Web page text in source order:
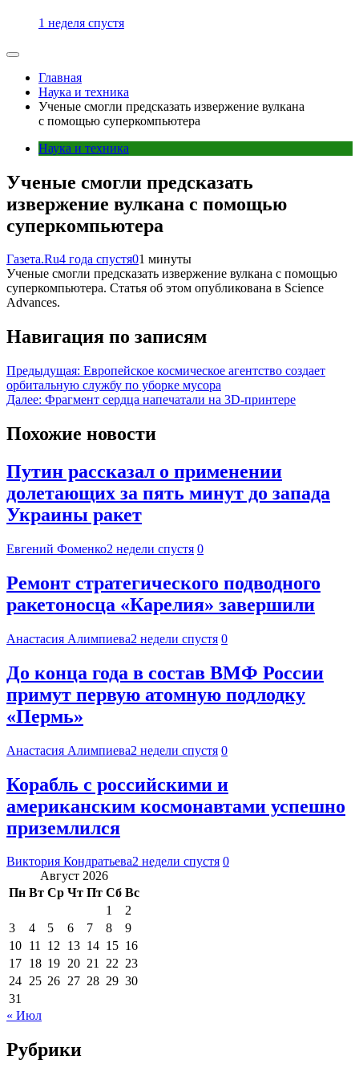
1 неделя спустя
Главная
Наука и техника
Ученые смогли предсказать извержение вулкана
с помощью суперкомпьютера
Наука и техника
Ученые смогли предсказать
извержение вулкана с помощью
суперкомпьютера
Газета.Ru4 года спустя01 минуты
Ученые смогли предсказать извержение вулкана с помощью
суперкомпьютера. Статья об этом опубликована в Science
Advances.
Навигация по записям
Предыдущая: Европейское космическое агентство создает
орбитальную службу по уборке мусора
Далее: Фрагмент сердца напечатали на 3D-принтере
Похожие новости
Путин рассказал о применении
долетающих за пять минут до запада
Украины ракет
Евгений Фоменко2 недели спустя 0
Ремонт стратегического подводного
ракетоносца «Карелия» завершили
Анастасия Алимпиева2 недели спустя 0
До конца года в состав ВМФ России
примут первую атомную подлодку
«Пермь»
Анастасия Алимпиева2 недели спустя 0
Корабль с российскими и
американским космонавтами успешно
приземлился
Виктория Кондратьева2 недели спустя 0
Август 2026
Пн Вт Ср Чт Пт Сб Вс
1
2
3
4 5 6 7 8
9
10 11 12 13 14 15 16
17 18 19 20 21 22 23
24 25 26 27 28 29 30
31
« Июл
Рубрики